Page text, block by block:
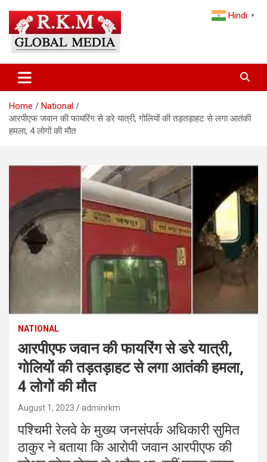
content
Latest Hindi News & Breaking
News – RKM Global Media
and the World
Home
National
आरपीएफ जवान की फायरिंग से डरे यात्री, गोलियों की तड़तड़ाहट से लगा आतंकी
हमला, 4 लोगों की मौत
NATIONAL
आरपीएफ जवान की फायरिंग से डरे यात्री,
गोलियों की तड़तड़ाहट से लगा आतंकी हमला,
4 लोगों की मौत
August 1, 2023 adminrkm
पश्चिमी रेलवे के मुख्य जनसंपर्क अधिकारी सुमित
ठाकुर ने बताया कि आरोपी जवान आरपीएफ की
Hindi ▼